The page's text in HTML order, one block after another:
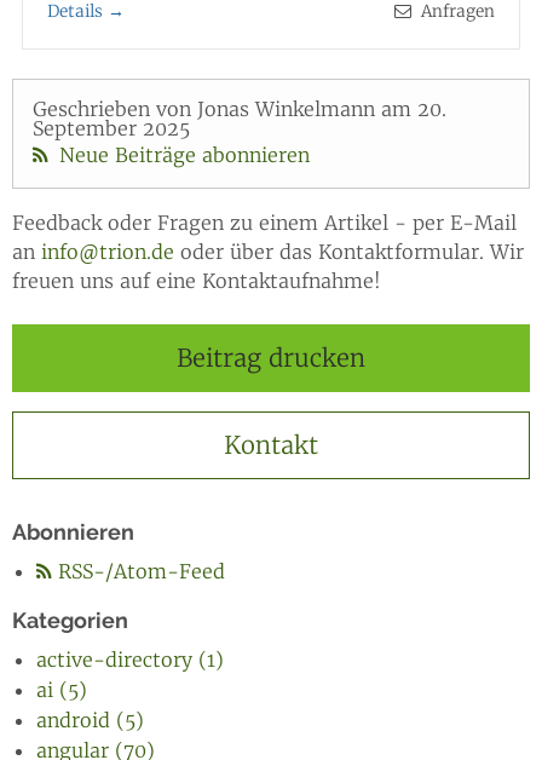
Details →
Anfragen
Geschrieben von Jonas Winkelmann am 20.
September 2025
Neue Beiträge abonnieren
Feedback oder Fragen zu einem Artikel - per E-Mail
an info@trion.de oder über das Kontaktformular. Wir
freuen uns auf eine Kontaktaufnahme!
Beitrag drucken
Kontakt
Abonnieren
RSS-/Atom-Feed
Kategorien
active-directory (1)
ai (5)
android (5)
angular (70)